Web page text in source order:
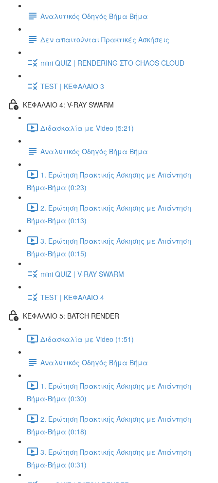
Αναλυτικός Οδηγός Βήμα Βήμα
Δεν απαιτούνται Πρακτικές Ασκήσεις
mini QUIZ | RENDERING ΣΤΟ CHAOS CLOUD
TEST | ΚΕΦΑΛΑΙΟ 3
ΚΕΦΑΛΑΙΟ 4: V-RAY SWARM
Διδασκαλία με Video (5:21)
Αναλυτικός Οδηγός Βήμα Βήμα
1. Ερώτηση Πρακτικής Άσκησης με Απάντηση
Βήμα-Βήμα (0:23)
2. Ερώτηση Πρακτικής Άσκησης με Απάντηση
Βήμα-Βήμα (0:13)
3. Ερώτηση Πρακτικής Άσκησης με Απάντηση
Βήμα-Βήμα (0:15)
mini QUIZ | V-RAY SWARM
TEST | ΚΕΦΑΛΑΙΟ 4
ΚΕΦΑΛΑΙΟ 5: BATCH RENDER
Διδασκαλία με Video (1:51)
Αναλυτικός Οδηγός Βήμα Βήμα
1. Ερώτηση Πρακτικής Άσκησης με Απάντηση
Βήμα-Βήμα (0:30)
2. Ερώτηση Πρακτικής Άσκησης με Απάντηση
Βήμα-Βήμα (0:18)
3. Ερώτηση Πρακτικής Άσκησης με Απάντηση
Βήμα-Βήμα (0:31)